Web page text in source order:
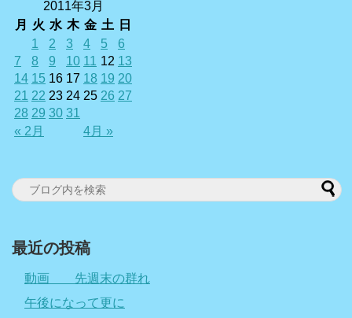
2011年3月
月
火 水 木 金 土 日
« 2月 4月 »
1 2 3 4 5
6
7
8 9 10 11 12 13
14 15 16 17 18 19 20
21 22 23 24 25 26 27
28 29 30 31
最近の投稿
動画 先週末の群れ
午後になって更に